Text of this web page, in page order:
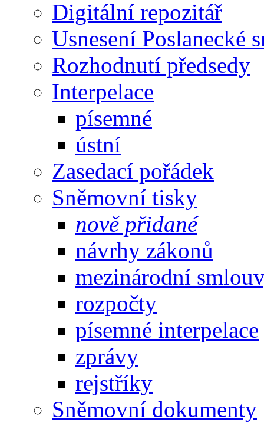
Digitální repozitář
Usnesení Poslanecké
Rozhodnutí předsedy
Interpelace
písemné
ústní
Zasedací pořádek
Sněmovní tisky
nově přidané
návrhy zákonů
mezinárodní
rozpočty
písemné interpelace
zprávy
rejstříky
Sněmovní dokumenty